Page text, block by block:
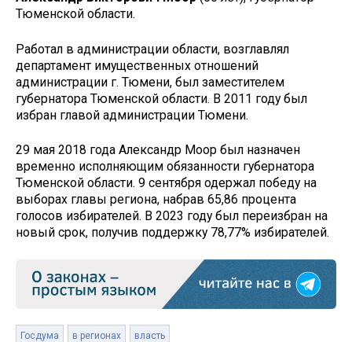
Тюменской области.
Работал в администрации области, возглавлял
департамент имущественных отношений
администрации г. Тюмени, был заместителем
губернатора Тюменской области. В 2011 году был
избран главой администрации Тюмени.
29 мая 2018 года Александр Моор был назначен
временно исполняющим обязанности губернатора
Тюменской области. 9 сентября одержал победу на
выборах главы региона, набрав 65,86 процента
голосов избирателей. В 2023 году был переизбран на
новый срок, получив поддержку 78,77% избирателей.
Госдума в регионах власть